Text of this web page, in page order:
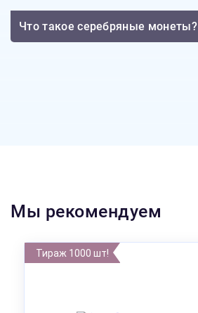
Что такое серебряные монеты?
Мы рекомендуем
Тираж 1000 шт!